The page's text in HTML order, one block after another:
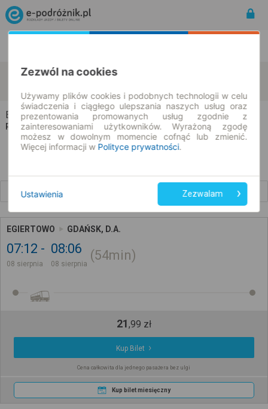
Egiertowo
Gdańsk
Egiertowo → Gdańsk
Rozkład jazdy i bilety
EGIERTOWO GDAŃSK, D.A.
07:12
08 sierpnia
08:06
08 sierpnia
54min
21,99 zł
Kup Bilet
Cena całkowita dla jednego pasażera bez ulgi
Kup bilet miesięczny
Zezwól na cookies
Używamy plików cookies i podobnych technologii w celu
świadczenia i ciągłego ulepszania naszych usług oraz
prezentowania promowanych usług zgodnie z
zainteresowaniami użytkowników. Wyrażoną zgodę
możesz w dowolnym momencie cofnąć lub zmienić.
Więcej informacji w Polityce prywatności.
Ustawienia Zezwalam